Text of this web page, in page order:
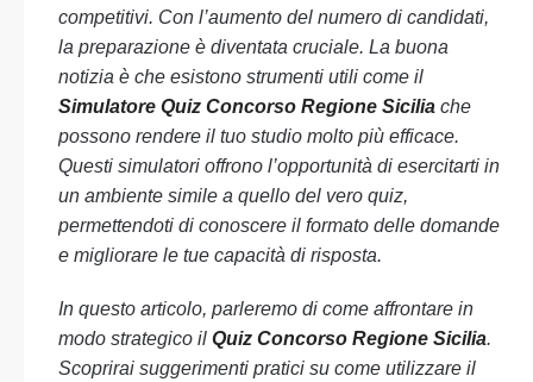
competitivi. Con l’aumento del numero di candidati,
la preparazione è diventata cruciale. La buona
notizia è che esistono strumenti utili come il
Simulatore Quiz Concorso Regione Sicilia che
possono rendere il tuo studio molto più efficace.
Questi simulatori offrono l’opportunità di esercitarti in
un ambiente simile a quello del vero quiz,
permettendoti di conoscere il formato delle domande
e migliorare le tue capacità di risposta.
In questo articolo, parleremo di come affrontare in
modo strategico il Quiz Concorso Regione Sicilia.
Scoprirai suggerimenti pratici su come utilizzare il